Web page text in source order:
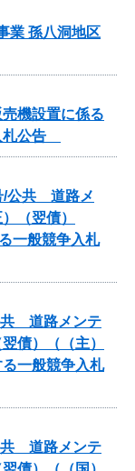
業 孫八洞地区
機設置に係る
札公告
/公共 道路メ
（翌債）
一般競争入札
共 道路メンテ
債）（（主）
一般競争入札
共 道路メンテ